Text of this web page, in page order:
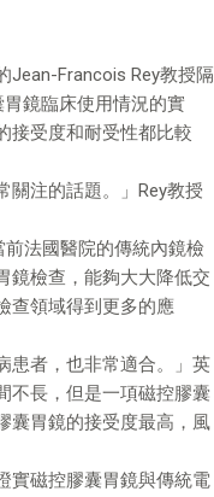
Jean-Francois Rey教授隔
鏡臨床使用情況的實
接受度和耐受性都比較
關注的話題。」Rey教授
法國醫院的傳統內鏡檢
鏡檢查，能夠大大降低交
查領域得到更多的應
患者，也非常適合。」英
不長，但是一項磁控膠囊
囊胃鏡的接受度最高，風
實磁控膠囊胃鏡與傳統電